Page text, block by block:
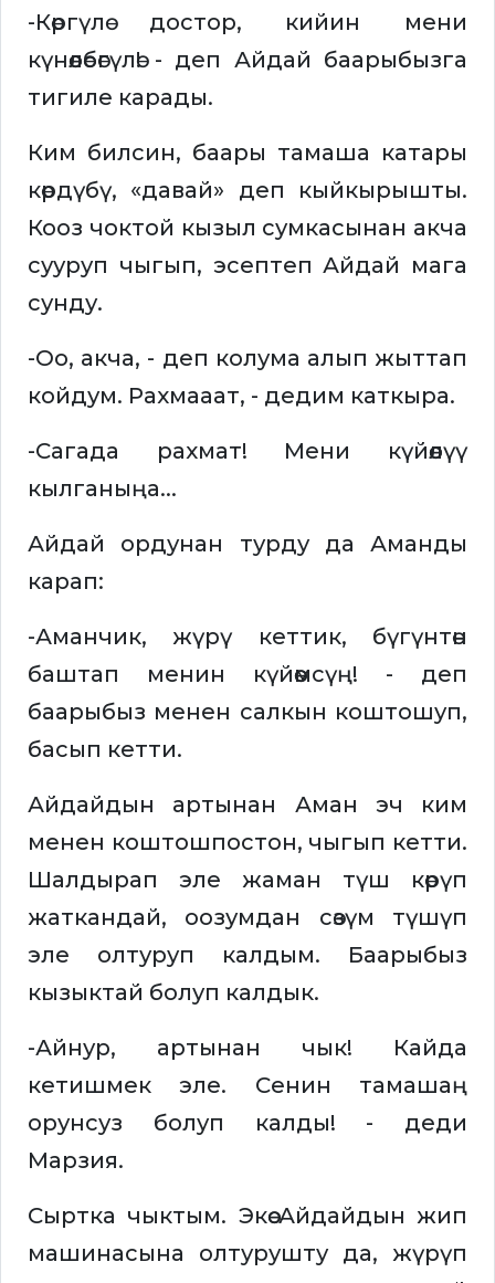
-Көргүлө достор, кийин мени
күнөөлөбөгүлө! - деп Айдай баарыбызга
тигиле карады.
Ким билсин, баары тамаша катары
көрдүбү, «давай» деп кыйкырышты.
Кооз чоктой кызыл сумкасынан акча
сууруп чыгып, эсептеп Айдай мага
сунду.
-Оо, акча, - деп колума алып жыттап
койдум. Рахмааат, - дедим каткыра.
-Сагада рахмат! Мени күйөөлүү
кылганыңа...
Айдай ордунан турду да Аманды
карап:
-Аманчик, жүрү кеттик, бүгүнтөн
баштап менин күйөөмсүң! - деп
баарыбыз менен салкын коштошуп,
басып кетти.
Айдайдын артынан Аман эч ким
менен коштошпостон, чыгып кетти.
Шалдырап эле жаман түш көрүп
жаткандай, оозумдан сөзүм түшүп
эле олтуруп калдым. Баарыбыз
кызыктай болуп калдык.
-Айнур, артынан чык! Кайда
кетишмек эле. Сенин тамашаң
орунсуз болуп калды! - деди
Марзия.
Сыртка чыктым. Экөө Айдайдын жип
машинасына олтурушту да, жүрүп